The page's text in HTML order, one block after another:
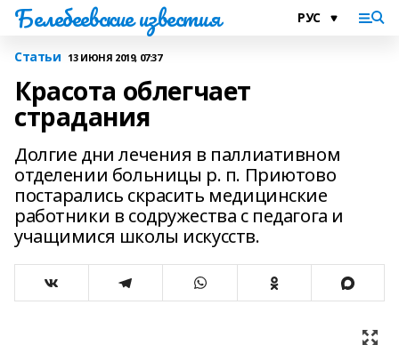
Белебеевские известия
Статьи 13 ИЮНЯ 2019, 07:37
Красота облегчает
страдания
Долгие дни лечения в паллиативном
отделении больницы р. п. Приютово
постарались скрасить медицинские
работники в содружества с педагога и
учащимися школы искусств.